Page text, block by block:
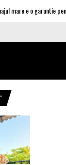
mare e o garantie